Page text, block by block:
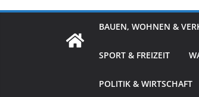
BAUEN, WOHNEN &
SPORT & FREIZEIT
POLITIK & WIRTSCHAFT